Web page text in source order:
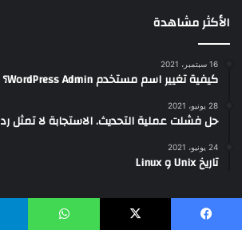
الأكثر مشاهدة
16 سبتمبر، 2021
كيفية تغيير اسم مستخدم WordPress Admin؟
28 يونيو، 2021
حل فشلت عملية التحديث. الاستجابة لا تمثل رد JSON صحيح
24 يونيو، 2021
تاريخ Unix و Linux
تصنيفات